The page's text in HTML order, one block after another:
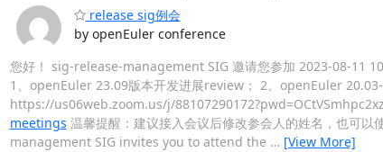
release sig例会
by openEuler conference
您好！ sig-release-management SIG 邀请您参加 2023-08-11
1、openEuler 23.09版本开发进展review； 2、openEuler 20.03-
https://us06web.zoom.us/j/
meetings 温馨提醒：建议接入会议后修改参会人的姓名，也可
management SIG invites you to attend the … [View More]